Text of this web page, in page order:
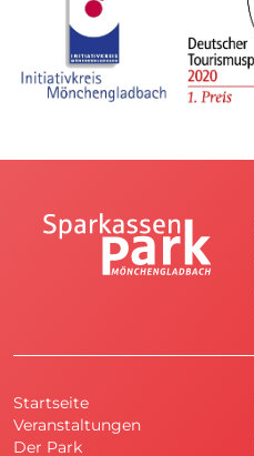
Startseite
Veranstaltungen
Der Park